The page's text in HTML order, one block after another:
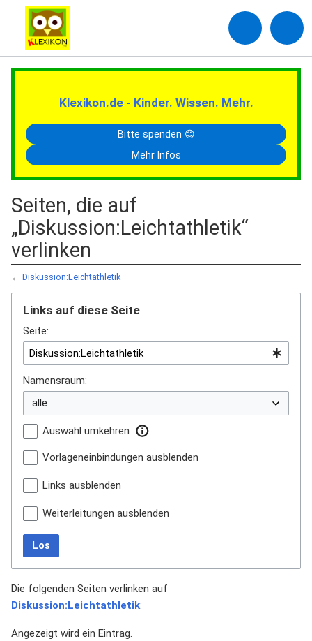
Klexikon.de - Kinder. Wissen. Mehr.
Bitte spenden 😊
Mehr Infos
Seiten, die auf
„Diskussion:Leichtathletik“
verlinken
← Diskussion:Leichtathletik
Links auf diese Seite
Seite:
Namensraum:
Auswahl umkehren
Vorlageneinbindungen ausblenden
Links ausblenden
Weiterleitungen ausblenden
Los
Die folgenden Seiten verlinken auf
Diskussion:Leichtathletik:
Angezeigt wird ein Eintrag.